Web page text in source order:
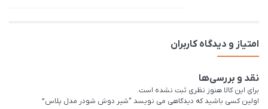
امتیاز و دیدگاه کاربران
نقد و بررسی‌ها
برای این کالا هنوز نظری ثبت نشده است.
اولین کسی باشید که دیدگاهی می نویسد “شیر دوش شودر مدل پلاس”